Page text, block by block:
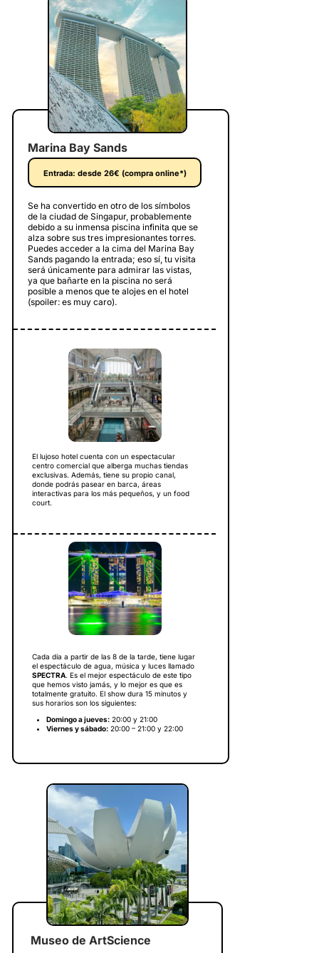
Marina Bay Sands
Entrada: desde 26€ (compra online*)
Se ha convertido en otro de los símbolos
de la ciudad de Singapur, probablemente
debido a su inmensa piscina infinita que se
alza sobre sus tres impresionantes torres.
Puedes acceder a la cima del Marina Bay
Sands pagando la entrada; eso sí, tu visita
será únicamente para admirar las vistas,
ya que bañarte en la piscina no será
posible a menos que te alojes en el hotel
(spoiler: es muy caro).
El lujoso hotel cuenta con un espectacular
centro comercial que alberga muchas tiendas
exclusivas. Además, tiene su propio canal,
donde podrás pasear en barca, áreas
interactivas para los más pequeños, y un food
court.
Cada día a partir de las 8 de la tarde, tiene lugar
el espectáculo de agua, música y luces llamado
SPECTRA. Es el mejor espectáculo de este tipo
que hemos visto jamás, y lo mejor es que es
totalmente gratuito. El show dura 15 minutos y
sus horarios son los siguientes:
Domingo a jueves: 20:00 y 21:00
Viernes y sábado: 20:00 – 21:00 y 22:00
Museo de ArtScience